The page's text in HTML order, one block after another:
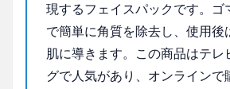
現するフェイスパックです。ゴ
で簡単に角質を除去し、使用後
肌に導きます。この商品はテレ
グで人気があり、オンラインで